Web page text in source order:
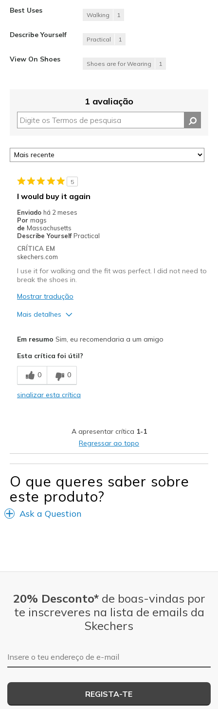
Best Uses
Walking 1
Describe Yourself
Practical 1
View On Shoes
Shoes are for Wearing 1
1 avaliação
5
I would buy it again
Enviado há 2 meses
Por mags
de Massachusetts
Describe Yourself Practical
CRÍTICA EM
skechers.com
I use it for walking and the fit was perfect. I did not need to
break the shoes in.
Mostrar tradução
Mais detalhes
Comfortable
Melhores utilizações
walking
Feels true to size
Shoes are for Wearing
Em resumo Sim, eu recomendaria a um amigo
Esta crítica foi útil?
0 0
sinalizar esta crítica
A apresentar crítica 1-1
Regressar ao topo
O que queres saber sobre
este produto?
Ask a Question
20% Desconto*de boas-vindas por
te inscreveres na lista de emails da
Skechers
Endereço de e-mail
REGISTA-TE